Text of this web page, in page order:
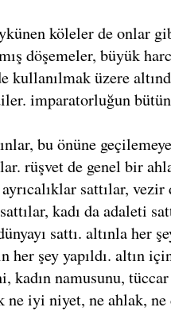
köleler de onlar
döşemeler, büyük
kullanılmak üzere
imparatorluğun
bu önüne
rüşvet de genel bir
sattılar,
kadı da adaleti
sattı. altınla her
her şey yapıldı. altın
kadın namusunu,
ne iyi niyet, ne ahlak,